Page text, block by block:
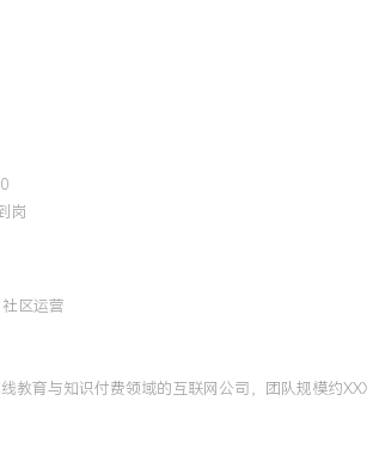
与关键触达节点，使新注册用户7日内完成核心
的社区健康度数据监控模型，成为团队日常运营
岗
区运营
教育与知识付费领域的互联网公司，团队规模约